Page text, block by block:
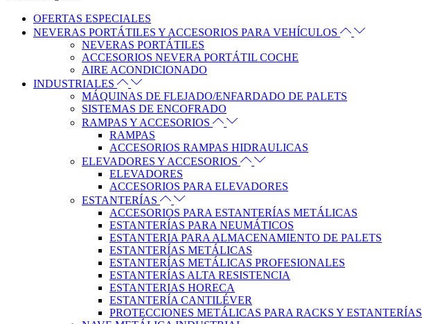
OFERTAS ESPECIALES
NEVERAS PORTÁTILES Y ACCESORIOS PARA VEHÍCULOS
NEVERAS PORTÁTILES
ACCESORIOS NEVERA PORTÁTIL COCHE
AIRE ACONDICIONADO
INDUSTRIALES
MÁQUINAS DE FLEJADO/ENFARDADO DE PALETS
SISTEMAS DE ENCOFRADO
RAMPAS Y ACCESORIOS
RAMPAS
ACCESORIOS RAMPAS HIDRAULICAS
ELEVADORES Y ACCESORIOS
ELEVADORES
ACCESORIOS PARA ELEVADORES
ESTANTERÍAS
ACCESORIOS PARA ESTANTERÍAS METÁLICAS
ESTANTERÍAS PARA NEUMÁTICOS
ESTANTERIA PARA ALMACENAMIENTO DE PALETS
ESTANTERÍAS METÁLICAS
ESTANTERÍAS METÁLICAS PROFESIONALES
ESTANTERÍAS ALTA RESISTENCIA
ESTANTERIAS HORECA
ESTANTERÍA CANTILÉVER
PROTECCIONES METÁLICAS PARA RACKS Y ESTANTERÍAS